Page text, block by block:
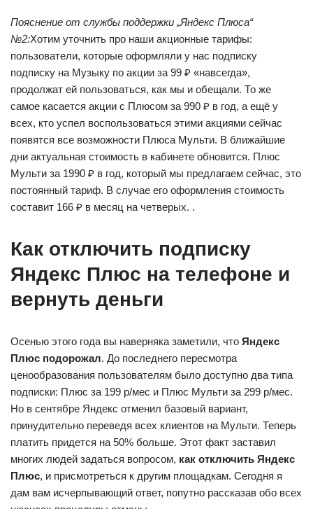
Пояснение от службы поддержки „Яндекс Плюса“
№2:Хотим уточнить про наши акционные тарифы:
пользователи, которые оформляли у нас подписку
подписку на Музыку по акции за 99 ₽ «навсегда»,
продолжат ей пользоваться, как мы и обещали. То же
самое касается акции с Плюсом за 990 ₽ в год, а ещё у
всех, кто успел воспользоваться этими акциями сейчас
появятся все возможности Плюса Мульти. В ближайшие
дни актуальная стоимость в кабинете обновится. Плюс
Мульти за 1990 ₽ в год, который мы предлагаем сейчас, это
постоянный тариф. В случае его оформления стоимость
составит 166 ₽ в месяц на четверых. .
Как отключить подписку
Яндекс Плюс на телефоне и
вернуть деньги
Осенью этого года вы наверняка заметили, что Яндекс
Плюс подорожал. До последнего пересмотра
ценообразования пользователям было доступно два типа
подписки: Плюс за 199 р/мес и Плюс Мульти за 299 р/мес.
Но в сентябре Яндекс отменил базовый вариант,
принудительно переведя всех клиентов на Мульти. Теперь
платить придется на 50% больше. Этот факт заставил
многих людей задаться вопросом, как отключить Яндекс
Плюс, и присмотреться к другим площадкам. Cегодня я
дам вам исчерпывающий ответ, попутно рассказав обо всех